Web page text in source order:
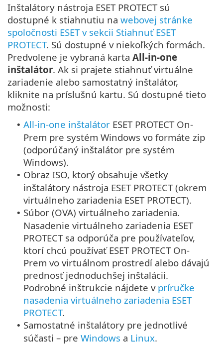
Inštalátory nástroja ESET PROTECT sú
dostupné k stiahnutiu na webovej stránke
spoločnosti ESET v sekcii Stiahnuť ESET
PROTECT. Sú dostupné v niekoľkých formách.
Predvolene je vybraná karta All-in-one
inštalátor. Ak si prajete stiahnuť virtuálne
zariadenie alebo samostatný inštalátor,
kliknite na príslušnú kartu. Sú dostupné tieto
možnosti:
• All-in-one inštalátor ESET PROTECT On-
Prem pre systém Windows vo formáte zip
(odporúčaný inštalátor pre systém
Windows).
• Obraz ISO, ktorý obsahuje všetky
inštalátory nástroja ESET PROTECT (okrem
virtuálneho zariadenia ESET PROTECT).
• Súbor (OVA) virtuálneho zariadenia.
Nasadenie virtuálneho zariadenia ESET
PROTECT sa odporúča pre používateľov,
ktorí chcú používať ESET PROTECT On-
Prem vo virtuálnom prostredí alebo dávajú
prednosť jednoduchšej inštalácii.
Podrobné inštrukcie nájdete v príručke
nasadenia virtuálneho zariadenia ESET
PROTECT.
• Samostatné inštalátory pre jednotlivé
súčasti – pre Windows a Linux.